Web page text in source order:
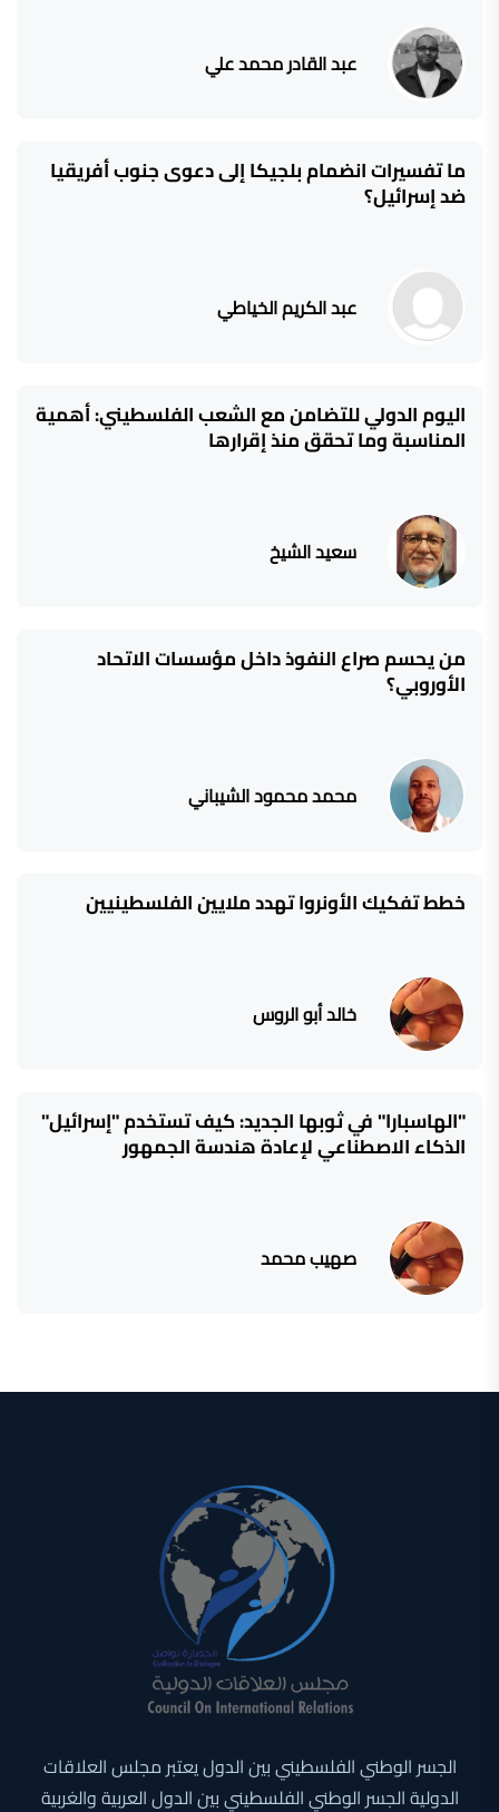
عبد القادر محمد علي
ما تفسيرات انضمام بلجيكا إلى دعوى جنوب أفريقيا
ضد إسرائيل؟
عبد الكريم الخياطي
اليوم الدولي للتضامن مع الشعب الفلسطيني: أهمية
المناسبة وما تحقق منذ إقرارها
سعيد الشيخ
من يحسم صراع النفوذ داخل مؤسسات الاتحاد
الأوروبي؟
محمد محمود الشيباني
خطط تفكيك الأونروا تهدد ملايين الفلسطينيين
خالد أبو الروس
"الهاسبارا" في ثوبها الجديد: كيف تستخدم "إسرائيل"
الذكاء الاصطناعي لإعادة هندسة الجمهور
صهيب محمد
الجسر الوطني الفلسطيني بين الدول يعتبر مجلس العلاقات
الدولية الجسر الوطني الفلسطيني بين الدول العربية والغربية